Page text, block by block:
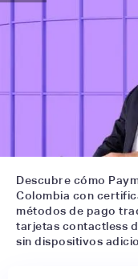
Descubre cómo
Colombia con
métodos de pago
tarjetas contactless
sin dispositivos